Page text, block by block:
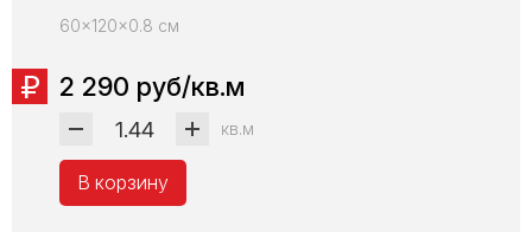
60x120x0.8 см
2 290 руб/кв.м
кв.м
В корзину